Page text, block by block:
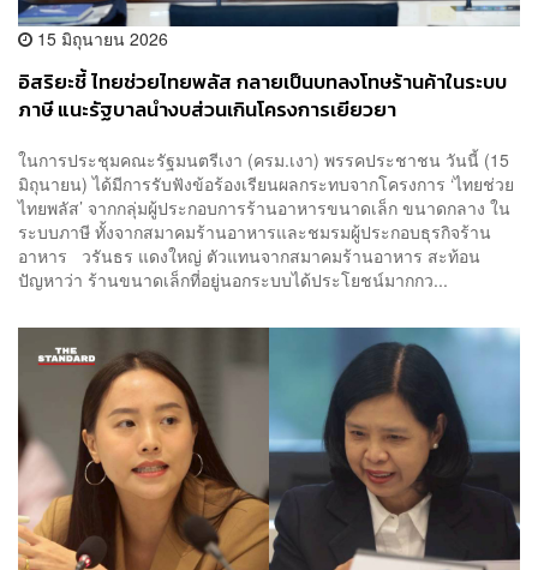
15 มิถุนายน 2026
อิสริยะชี้ ไทยช่วยไทยพลัส กลายเป็นบทลงโทษร้านค้าในระบบ
ภาษี แนะรัฐบาลนำงบส่วนเกินโครงการเยียวยา
ในการประชุมคณะรัฐมนตรีเงา (ครม.เงา) พรรคประชาชน วันนี้ (15
มิถุนายน) ได้มีการรับฟังข้อร้องเรียนผลกระทบจากโครงการ ‘ไทยช่วย
ไทยพลัส’ จากกลุ่มผู้ประกอบการร้านอาหารขนาดเล็ก ขนาดกลาง ใน
ระบบภาษี ทั้งจากสมาคมร้านอาหารและชมรมผู้ประกอบธุรกิจร้าน
อาหาร วรันธร แดงใหญ่ ตัวแทนจากสมาคมร้านอาหาร สะท้อน
ปัญหาว่า ร้านขนาดเล็กที่อยู่นอกระบบได้ประโยชน์มากกว...